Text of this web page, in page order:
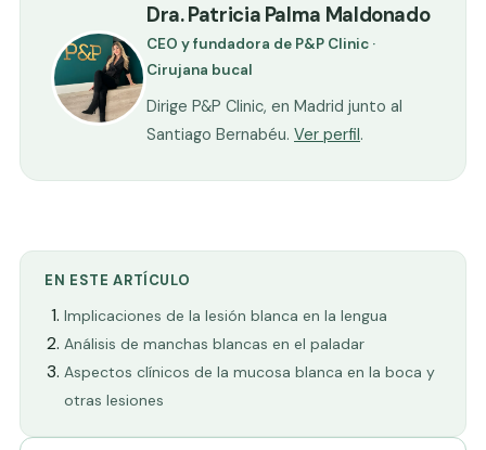
Dra. Patricia Palma Maldonado
CEO y fundadora de P&P Clinic ·
Cirujana bucal
Dirige P&P Clinic, en Madrid junto al
Santiago Bernabéu. Ver perfil.
EN ESTE ARTÍCULO
Implicaciones de la lesión blanca en la lengua
Análisis de manchas blancas en el paladar
Aspectos clínicos de la mucosa blanca en la boca y
otras lesiones